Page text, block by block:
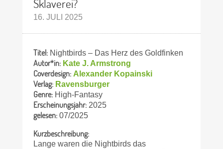
Sklaverei?
16. JULI 2025
Titel: Nightbirds – Das Herz des Goldfinken
Autor*in: Kate J. Armstrong
Coverdesign: Alexander Kopainski
Verlag: Ravensburger
Genre: High-Fantas­y
Erscheinungsjahr: 2025
gelesen: 07/2025
Kurzbeschreibung:
Lange waren die Nightbirds das